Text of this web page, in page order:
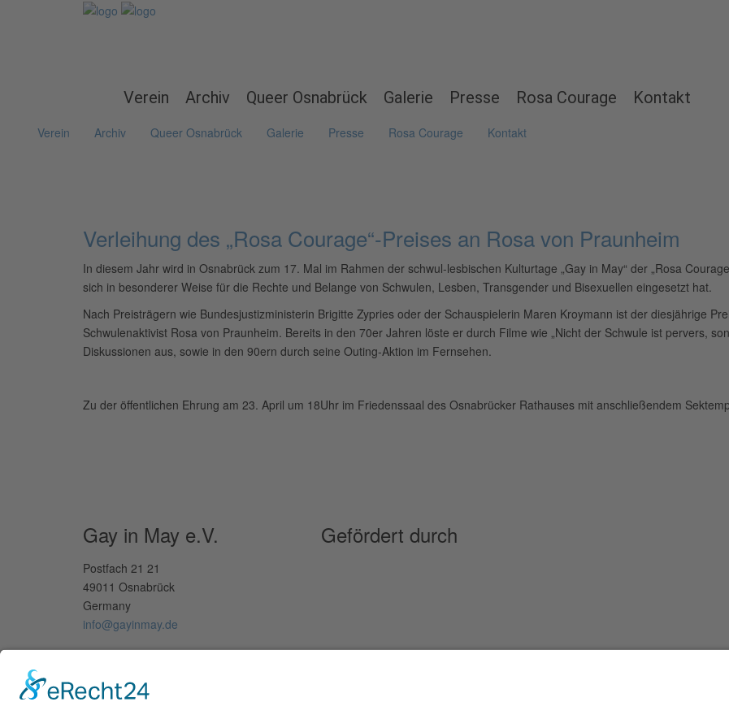
Verein Archiv Queer Osnabrück Galerie Presse Rosa Courage Kontakt
Verein Archiv Queer Osnabrück Galerie Presse Rosa Courage Kontakt
Verleihung des „Rosa Courage“-Preises an Rosa von Praunheim
In diesem Jahr wird in Osnabrück zum 17. Mal im Rahmen der schwul-lesbischen Kulturtage „Gay in May“ der „Rosa
sich in besonderer Weise für die Rechte und Belange von Schwulen, Lesben, Transgender und Bisexuellen eingesetzt hat.
Nach Preisträgern wie Bundesjustizministerin Brigitte Zypries oder der Schauspielerin Maren Kroymann ist der diesjährige
Schwulenaktivist Rosa von Praunheim. Bereits in den 70er Jahren löste er durch Filme wie „Nicht der Schwule ist pervers,
Diskussionen aus, sowie in den 90ern durch seine Outing-Aktion im Fernsehen.
Zu der öffentlichen Ehrung am 23. April um 18Uhr im Friedenssaal des Osnabrücker Rathauses mit anschließendem
Gay in May e.V.
Postfach 21 21
49011 Osnabrück
Germany
info@gayinmay.de
Gefördert durch